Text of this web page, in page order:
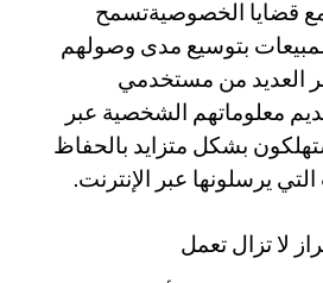
مع قضايا الخصوصيةتسمح
بتوسيع مدى وصولهم
العديد من مستخدمي
معلوماتهم الشخصية عبر
بشكل متزايد بالحفاظ
يرسلونها عبر الإنترنت.
لا تزال تعمل